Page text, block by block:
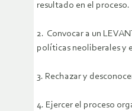
resultado en el proceso.
2. Convocar a un
políticas neoliberales y
3. Rechazar y
4. Ejercer el proceso